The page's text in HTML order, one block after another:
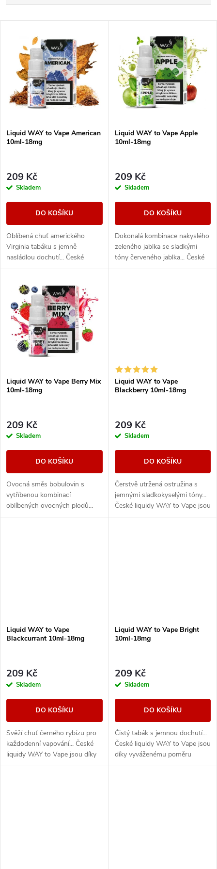
a
n
p
r
o
u
k
ů
Nejprodávanější
Abecedně
p
i
s
p
r
o
d
u
k
t
ů
Liquid WAY to Vape American
10ml-18mg
209 Kč
Skladem
DO KOŠÍKU
Oblíbená chuť amerického
Virginia tabáku s jemně
nasládlou dochutí... České
liquidy WAY to Vape jsou díky
50PG/50VG vhodné do všech...
Liquid WAY to Vape Apple
10ml-18mg
209 Kč
Skladem
DO KOŠÍKU
Dokonalá kombinace nakyslého
zeleného jablka se sladkými
tóny červeného jablka... České
liquidy WAY to Vape jsou díky
Liquid WAY to Vape Berry Mix
10ml-18mg
209 Kč
Skladem
DO KOŠÍKU
Ovocná směs bobulovin s
vytříbenou kombinací
oblíbených ovocných plodů...
České liquidy WAY to Vape jsou
Liquid WAY to Vape
Blackberry 10ml-18mg
209 Kč
Skladem
DO KOŠÍKU
Čerstvě utržená ostružina s
jemnými sladkokyselými tóny...
České liquidy WAY to Vape jsou
díky vyváženému poměru
Liquid WAY to Vape
Blackcurrant 10ml-18mg
209 Kč
Skladem
DO KOŠÍKU
Svěží chuť černého rybízu pro
každodenní vapování... České
liquidy WAY to Vape jsou díky
vyváženému poměru složek
Liquid WAY to Vape Bright
10ml-18mg
209 Kč
Skladem
DO KOŠÍKU
Čistý tabák s jemnou dochutí...
České liquidy WAY to Vape jsou
díky vyváženému poměru
složek 50PG/50VG vhodné do